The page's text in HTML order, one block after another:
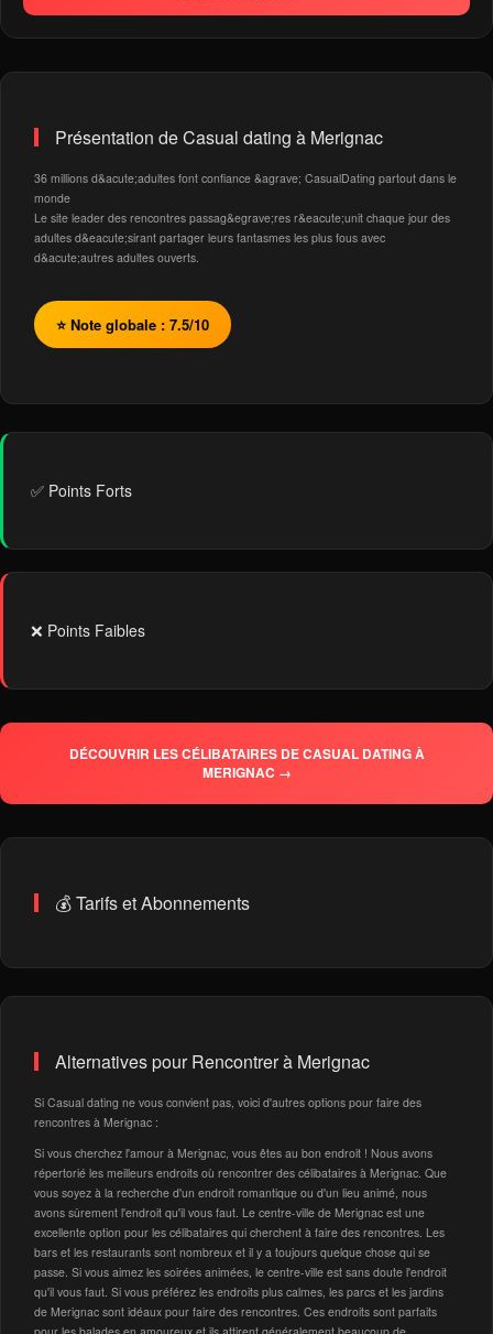
Présentation de Casual dating à Merignac
36 millions d&acute;adultes font confiance &agrave; CasualDating partout dans le
monde
Le site leader des rencontres passag&egrave;res r&eacute;unit chaque jour des
adultes d&eacute;sirant partager leurs fantasmes les plus fous avec
d&acute;autres adultes ouverts.
⭐ Note globale : 7.5/10
✅ Points Forts
❌ Points Faibles
DÉCOUVRIR LES CÉLIBATAIRES DE CASUAL DATING À
MERIGNAC →
💰 Tarifs et Abonnements
Alternatives pour Rencontrer à Merignac
Si Casual dating ne vous convient pas, voici d'autres options pour faire des
rencontres à Merignac :
Si vous cherchez l'amour à Merignac, vous êtes au bon endroit ! Nous avons
répertorié les meilleurs endroits où rencontrer des célibataires à Merignac. Que
vous soyez à la recherche d'un endroit romantique ou d'un lieu animé, nous
avons sûrement l'endroit qu'il vous faut. Le centre-ville de Merignac est une
excellente option pour les célibataires qui cherchent à faire des rencontres. Les
bars et les restaurants sont nombreux et il y a toujours quelque chose qui se
passe. Si vous aimez les soirées animées, le centre-ville est sans doute l'endroit
qu'il vous faut. Si vous préférez les endroits plus calmes, les parcs et les jardins
de Merignac sont idéaux pour faire des rencontres. Ces endroits sont parfaits